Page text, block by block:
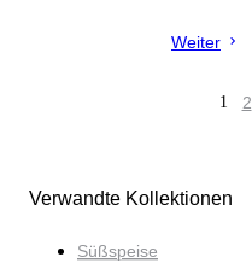
Weiter
1 2
Verwandte Kollektionen
Süßspeise